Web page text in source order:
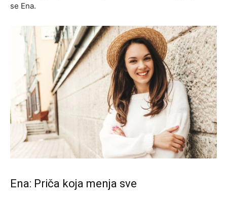
se Ena.
Ena: Priča koja menja sve